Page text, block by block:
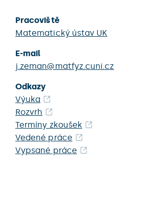
Pracoviště
Matematický ústav UK
E-mail
j.zeman@matfyz.cuni.cz
Odkazy
Výuka
Rozvrh
Termíny zkoušek
Vedené práce
Vypsané práce